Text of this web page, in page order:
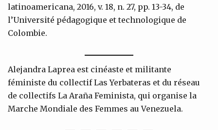
latinoamericana, 2016, v. 18, n. 27, pp. 13-34, de
l’Université pédagogique et technologique de
Colombie.
Alejandra Laprea est cinéaste et militante
féministe du collectif Las Yerbateras et du réseau
de collectifs La Araña Feminista, qui organise la
Marche Mondiale des Femmes au Venezuela.